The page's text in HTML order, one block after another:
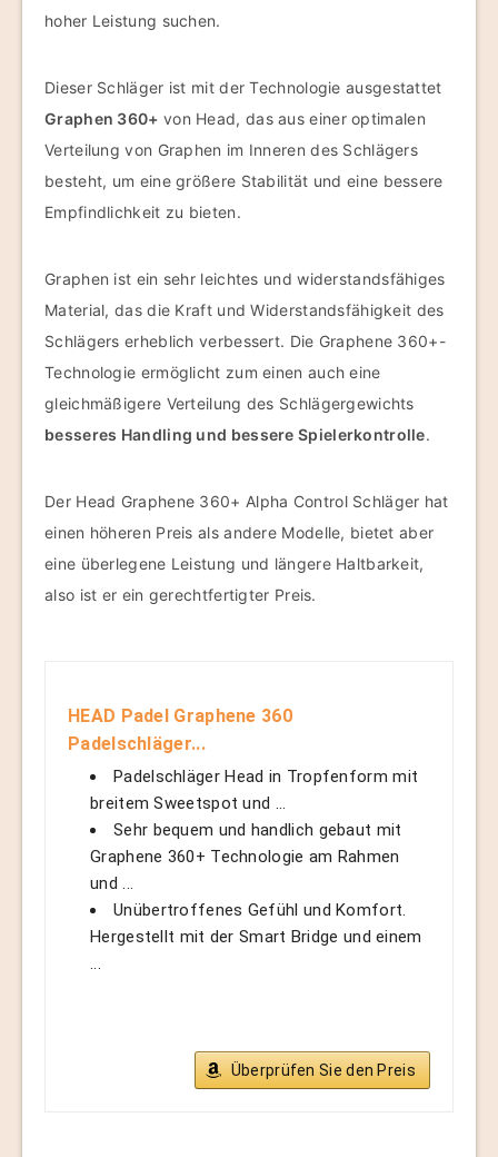
hoher Leistung suchen.
Dieser Schläger ist mit der Technologie ausgestattet
Graphen 360+ von Head, das aus einer optimalen
Verteilung von Graphen im Inneren des Schlägers
besteht, um eine größere Stabilität und eine bessere
Empfindlichkeit zu bieten.
Graphen ist ein sehr leichtes und widerstandsfähiges
Material, das die Kraft und Widerstandsfähigkeit des
Schlägers erheblich verbessert. Die Graphene 360+-
Technologie ermöglicht zum einen auch eine
gleichmäßigere Verteilung des Schlägergewichts
besseres Handling und bessere Spielerkontrolle.
Der Head Graphene 360+ Alpha Control Schläger hat
einen höheren Preis als andere Modelle, bietet aber
eine überlegene Leistung und längere Haltbarkeit,
also ist er ein gerechtfertigter Preis.
HEAD Padel Graphene 360
Padelschläger...
Padelschläger Head in Tropfenform mit
breitem Sweetspot und ...
Sehr bequem und handlich gebaut mit
Graphene 360+ Technologie am Rahmen
und ...
Unübertroffenes Gefühl und Komfort.
Hergestellt mit der Smart Bridge und einem
Überprüfen Sie den Preis